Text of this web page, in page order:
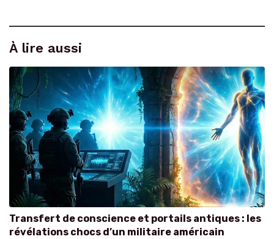
À lire aussi
Transfert de conscience et portails antiques : les
révélations chocs d’un militaire américain